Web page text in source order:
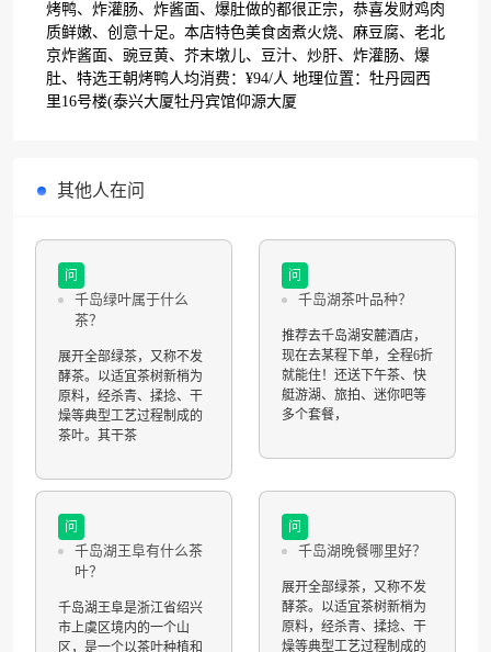
烤鸭、炸灌肠、炸酱面、爆肚做的都很正宗，恭喜发财鸡肉
质鲜嫩、创意十足。本店特色美食卤煮火烧、麻豆腐、老北
京炸酱面、豌豆黄、芥末墩儿、豆汁、炒肝、炸灌肠、爆
肚、特选王朝烤鸭人均消费：¥94/人 地理位置：牡丹园西
里16号楼(泰兴大厦牡丹宾馆仰源大厦
其他人在问
问
千岛绿叶属于什么
茶？
展开全部绿茶，又称不发
酵茶。以适宜茶树新梢为
原料，经杀青、揉捻、干
燥等典型工艺过程制成的
茶叶。其干茶
问
千岛湖茶叶品种？
推荐去千岛湖安麓酒店，
现在去某程下单，全程6折
就能住！还送下午茶、快
艇游湖、旅拍、迷你吧等
多个套餐，
问
千岛湖王阜有什么茶
叶？
千岛湖王阜是浙江省绍兴
市上虞区境内的一个山
区，是一个以茶叶种植和
问
千岛湖晚餐哪里好？
展开全部绿茶，又称不发
酵茶。以适宜茶树新梢为
原料，经杀青、揉捻、干
燥等典型工艺过程制成的